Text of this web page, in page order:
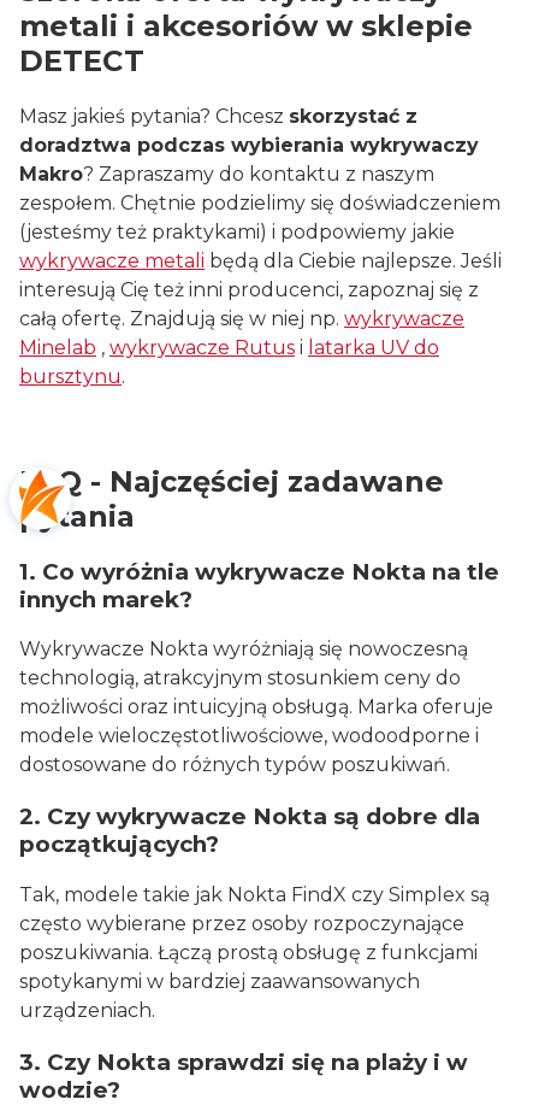
metali i akcesoriów w sklepie
DETECT
Masz jakieś pytania? Chcesz skorzystać z
doradztwa podczas wybierania wykrywaczy
Makro? Zapraszamy do kontaktu z naszym
zespołem. Chętnie podzielimy się doświadczeniem
(jesteśmy też praktykami) i podpowiemy jakie
wykrywacze metali będą dla Ciebie najlepsze. Jeśli
interesują Cię też inni producenci, zapoznaj się z
całą ofertę. Znajdują się w niej np. wykrywacze
Minelab , wykrywacze Rutus i latarka UV do
bursztynu.
FAQ - Najczęściej zadawane
pytania
1. Co wyróżnia wykrywacze Nokta na tle
innych marek?
Wykrywacze Nokta wyróżniają się nowoczesną
technologią, atrakcyjnym stosunkiem ceny do
możliwości oraz intuicyjną obsługą. Marka oferuje
modele wieloczęstotliwościowe, wodoodporne i
dostosowane do różnych typów poszukiwań.
2. Czy wykrywacze Nokta są dobre dla
początkujących?
Tak, modele takie jak Nokta FindX czy Simplex są
często wybierane przez osoby rozpoczynające
poszukiwania. Łączą prostą obsługę z funkcjami
spotykanymi w bardziej zaawansowanych
urządzeniach.
3. Czy Nokta sprawdzi się na plaży i w
wodzie?